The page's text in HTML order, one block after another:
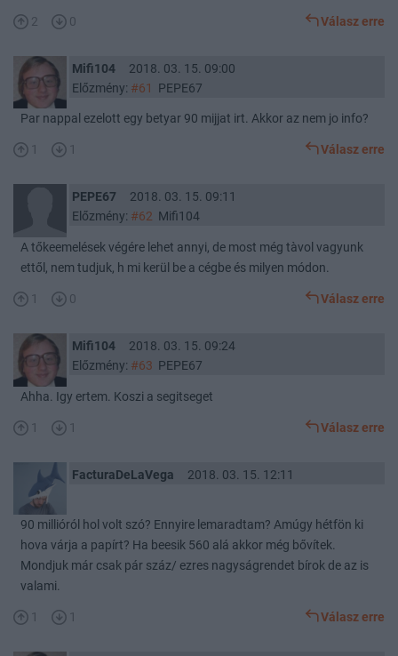
2 0 Válasz erre
Mifi104
2018. 03. 15. 09:00
Előzmény: #61 PEPE67
Par nappal ezelott egy betyar 90 mijjat irt. Akkor az nem jo info?
1 1 Válasz erre
PEPE67
2018. 03. 15. 09:11
Előzmény: #62 Mifi104
A tőkeemelések végére lehet annyi, de most még tàvol vagyunk
ettől, nem tudjuk, h mi kerül be a cégbe és milyen módon.
1 0 Válasz erre
Mifi104
2018. 03. 15. 09:24
Előzmény: #63 PEPE67
Ahha. Igy ertem. Koszi a segitseget
1 1 Válasz erre
FacturaDeLaVega 2018. 03. 15. 12:11
90 millióról hol volt szó? Ennyire lemaradtam? Amúgy hétfön ki
hova várja a papírt? Ha beesik 560 alá akkor még bővítek.
Mondjuk már csak pár száz/ ezres nagyságrendet bírok de az is
valami.
1 1 Válasz erre